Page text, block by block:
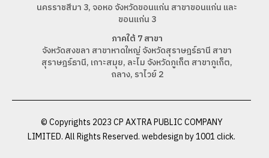
นครราชสีมา 3, จอหอ จังหวัดขอนแก่น สาขาขอนแก่น และ
ขอนแก่น 3
ภาคใต้ 7 สาขา
จังหวัดสงขลา สาขาหาดใหญ่ จังหวัดสุราษฎร์ธานี สาขา
สุราษฎร์ธานี, เกาะสมุย, ละไม จังหวัดภูเก็ต สาขาภูเก็ต,
ถลาง, ราไวย์ 2
© Copyrights 2023 CP AXTRA PUBLIC COMPANY
LIMITED. All Rights Reserved. webdesign by1001 click.